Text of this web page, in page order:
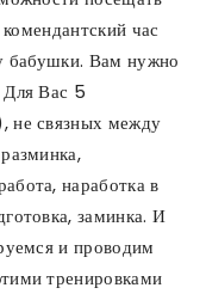
час
бабушки. Вам нужно
Вас 5
не связных между
наработка в
заминка. И
и проводим
тренировками